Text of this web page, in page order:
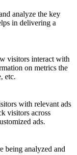
analyze the key
in delivering a
visitors interact with
on metrics the
etc.
with relevant ads
visitors across
ads.
being analyzed and